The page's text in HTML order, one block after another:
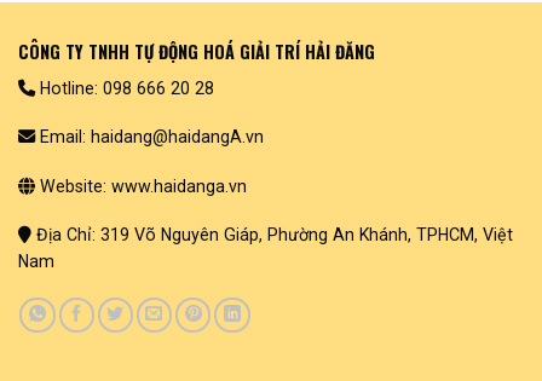
CÔNG TY TNHH TỰ ĐỘNG HOÁ GIẢI TRÍ HẢI ĐĂNG
Hotline: 098 666 20 28
Email: haidang@haidangA.vn
Website: www.haidanga.vn
Địa Chỉ: 319 Võ Nguyên Giáp, Phường An Khánh, TPHCM, Việt
Nam